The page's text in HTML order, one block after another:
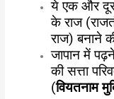
ये एक और
के राज
राज) बनाने
जापान में
की सत्ता
(वियतनाम